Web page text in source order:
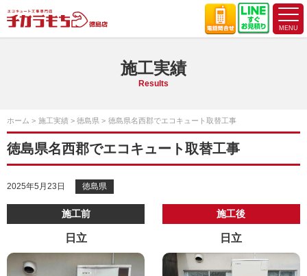
施工実績
Results
ホーム 施工実績 徳島県 徳島県名西郡でエコキュート取替工事
徳島県名西郡でエコキュート取替工事
2025年5月23日 徳島県
施工前
日立
施工後
日立